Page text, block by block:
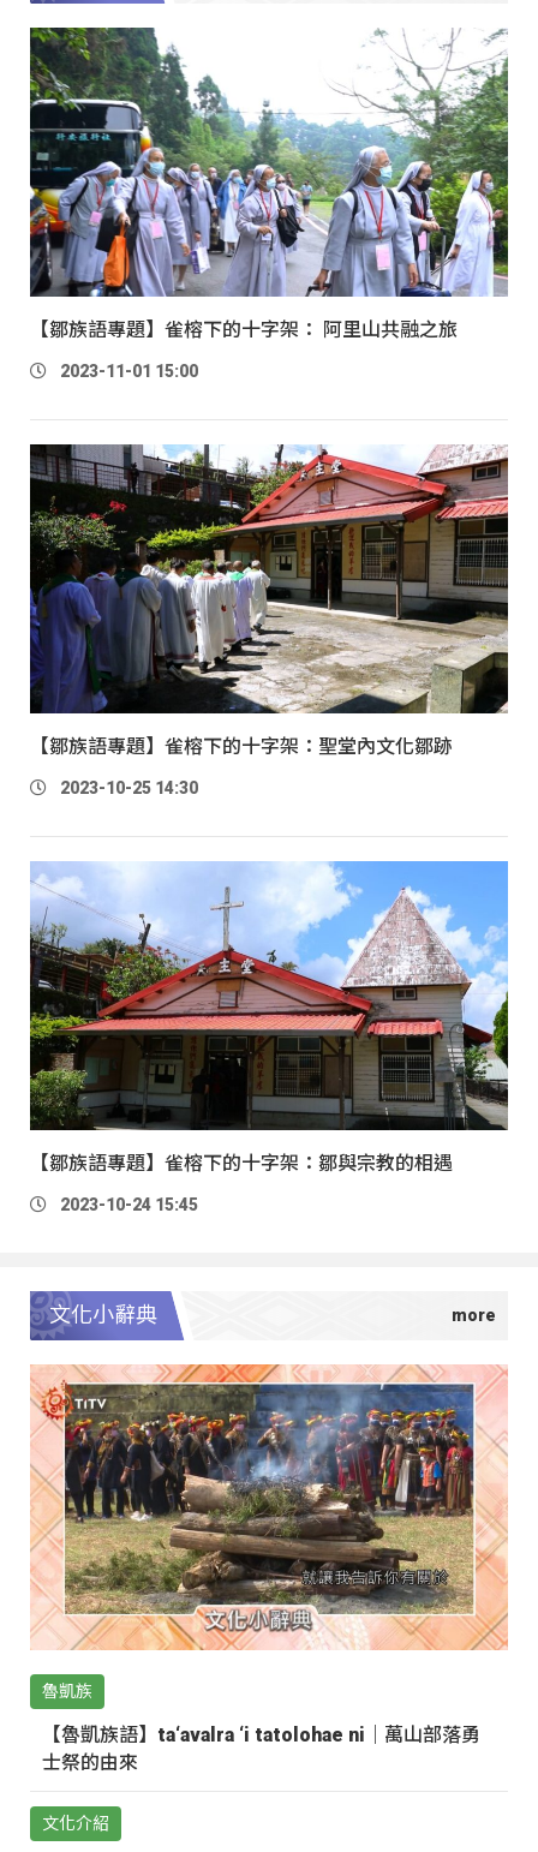
【鄒族語專題】雀榕下的十字架： 阿里山共融之旅
2023-11-01 15:00
【鄒族語專題】雀榕下的十字架：聖堂內文化鄒跡
2023-10-25 14:30
【鄒族語專題】雀榕下的十字架：鄒與宗教的相遇
2023-10-24 15:45
文化小辭典
魯凱族
【魯凱族語】ta‘avalra ‘i tatolohae ni｜萬山部落勇
士祭的由來
文化介紹